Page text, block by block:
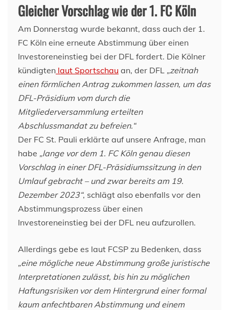
Gleicher Vorschlag wie der 1. FC Köln
Am Donnerstag wurde bekannt, dass auch der 1.
FC Köln eine erneute Abstimmung über einen
Investoreneinstieg bei der DFL fordert. Die Kölner
kündigten laut Sportschau an, der DFL „zeitnah
einen förmlichen Antrag zukommen lassen, um das
DFL-Präsidium vom durch die
Mitgliederversammlung erteilten
Abschlussmandat zu befreien.“
Der FC St. Pauli erklärte auf unsere Anfrage, man
habe „lange vor dem 1. FC Köln genau diesen
Vorschlag in einer DFL-Präsidiumssitzung in den
Umlauf gebracht – und zwar bereits am 19.
Dezember 2023“, schlägt also ebenfalls vor den
Abstimmungsprozess über einen
Investoreneinstieg bei der DFL neu aufzurollen.
Allerdings gebe es laut FCSP zu Bedenken, dass
„eine mögliche neue Abstimmung große juristische
Interpretationen zulässt, bis hin zu möglichen
Haftungsrisiken vor dem Hintergrund einer formal
kaum anfechtbaren Abstimmung und einem